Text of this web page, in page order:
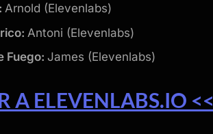
Arnold (Elevenlabs)
Antoni (Elevenlabs)
Fuego: James (Elevenlabs)
A ELEVENLABS.IO <<